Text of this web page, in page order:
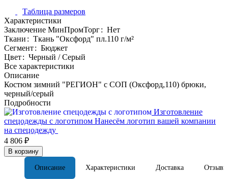
Таблица размеров
Характеристики
Заключение МинПромТорг: Нет
Ткани: Ткань "Оксфорд" пл.110 г/м²
Сегмент: Бюджет
Цвет: Черный / Серый
Все характеристики
Описание
Костюм зимний "РЕГИОН" с СОП (Оксфорд,110) брюки,
черный/серый
Подробности
Изготовление
спецодежды с логотипом Нанесём логотип вашей компании
на спецодежду
4 806 ₽
В корзину
Описание Характеристики Доставка Отзывы